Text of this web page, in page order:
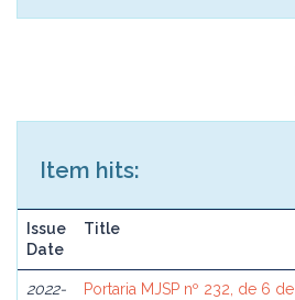
Item hits:
Issue
Date
Title
2022-
Portaria MJSP nº 232, de 6 de